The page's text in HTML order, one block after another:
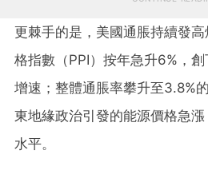
更棘手的是，美國通脹持續發
格指數（PPI）按年急升6%，
增速；整體通脹率攀升至3.8%
東地緣政治引發的能源價格急
水平。